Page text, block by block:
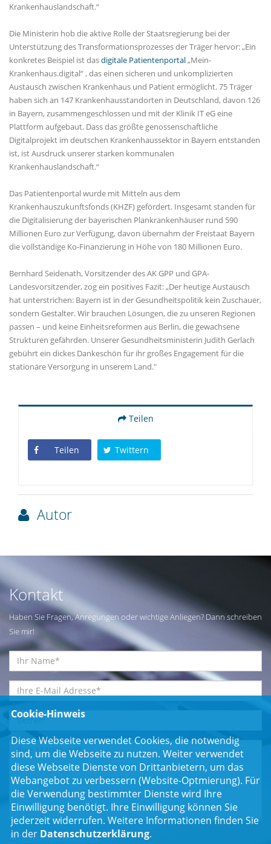
Krankenhauslandschaft.“
Die Ministerin hob die aktive Rolle der Staatsregierung bei der
Unterstützung des Transformationsprozesses der Träger hervor: „Ein
konkretes Beispiel ist dasdigitale PatientenportalMein-
Krankenhaus.digital“ , das einen sicheren und unkomplizierten
Austausch zwischen Krankenhaus und Patient ermöglicht. 75 Träger
haben sich an 147 Krankenhausstandorten in Deutschland, davon 126
in Bayern, zusammengeschlossen und mit der Klinik IT eG eine
Plattform aufgebaut. Dass das größte genossenschaftliche
Digitalprojekt im deutschen Krankenhaussektor in Bayern entstanden
ist, ist Ausdruck unserer starken kommunalen
Krankenhauslandschaft.“
Das Patientenportal wurde mit Mitteln aus dem
Krankenhauszukunftsfonds (KHZF) gefördert. Insgesamt standen für
die Digitalisierung der bayerischen Plankrankenhäuser rund 590
Millionen Euro zur Verfügung, davon übernahm der Freistaat Bayern
die vollständige Ko-Finanzierung in Höhe von 180 Millionen Euro.
Bernhard Seidenath, Vorsitzender des AK GPP und GPA-
Landesvorsitzender, zog ein positives Fazit: „Der heutige Austausch
hat unterstrichen: Bayern ist in der Gesundheitspolitik kein Zuschauer,
sondern Gestalter. Wir brauchen Lösungen, die zu unseren Regionen
passen – und keine Einheitsreformen aus Berlin, die gewachsene
Strukturen gefährden. Unserer Gesundheitsministerin Judith Gerlach
gebührt ein dickes Dankeschön für ihr großes Engagement für die
stationäre Versorgung in unserem Land."
Teilen
Teilen Twittern
Autor
Kontakt
Haben Sie Fragen, Anregungen oder wichtige Anliegen? Dann schreiben
Sie mir!
Einwilligungserklärung*
Cookie-Hinweis
Diese Webseite verwendet Cookies, die notwendig
sind, um die Webseite zu nutzen. Weiter verwendet
diese Webseite Dienste von Drittanbietern, um das
Webangebot zu verbessern (Website-Optmierung). Für
die Verwendung bestimmter Dienste wird Ihre
Einwilligung benötigt. Ihre Einwilligung können Sie
jederzeit widerrufen. Weitere Informationen finden Sie
in der Datenschutzerklärung.